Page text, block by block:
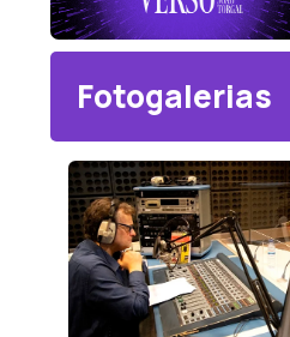
Fotogalerias